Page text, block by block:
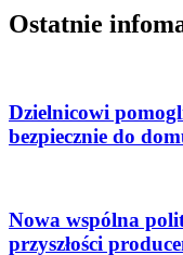
Ostatnie
Dzielnicowi
bezpiecznie do
Nowa wspólna
przyszłości